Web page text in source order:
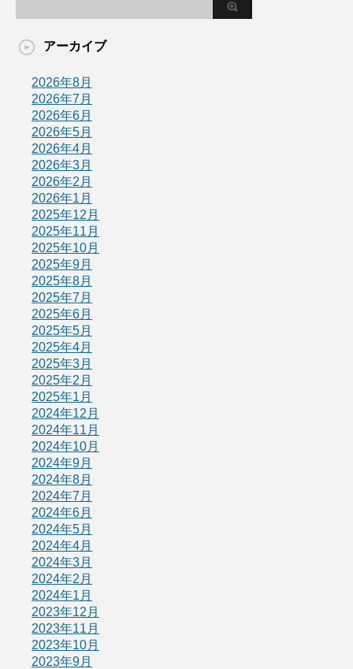
アーカイブ
2026年8月
2026年7月
2026年6月
2026年5月
2026年4月
2026年3月
2026年2月
2026年1月
2025年12月
2025年11月
2025年10月
2025年9月
2025年8月
2025年7月
2025年6月
2025年5月
2025年4月
2025年3月
2025年2月
2025年1月
2024年12月
2024年11月
2024年10月
2024年9月
2024年8月
2024年7月
2024年6月
2024年5月
2024年4月
2024年3月
2024年2月
2024年1月
2023年12月
2023年11月
2023年10月
2023年9月